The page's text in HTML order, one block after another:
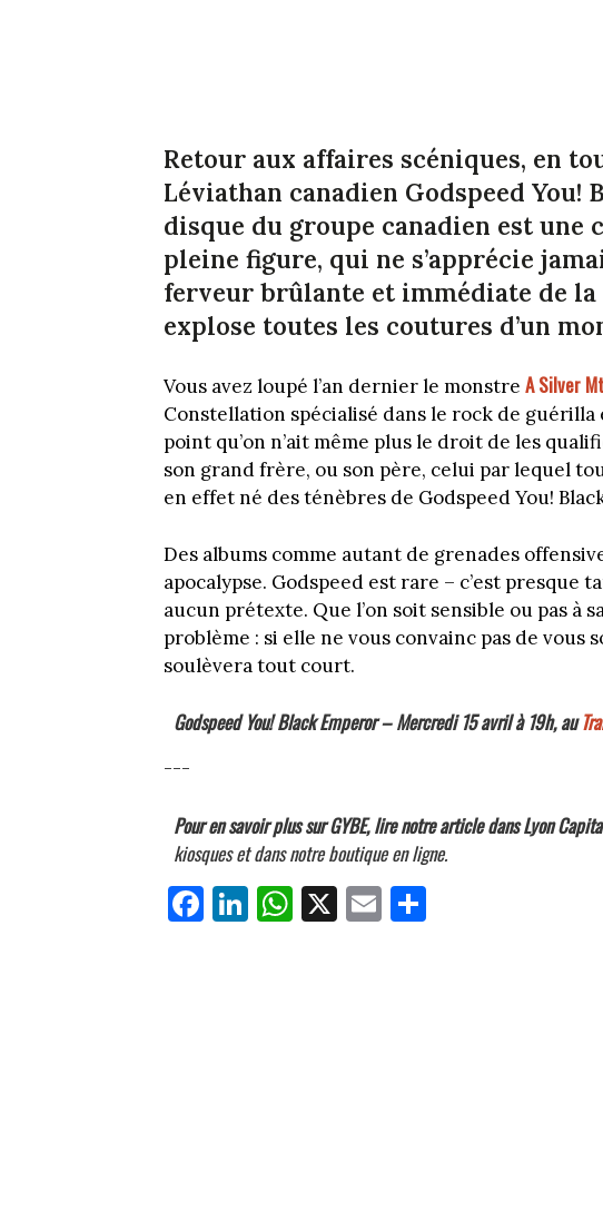
Retour aux affaires scéniques, en
Léviathan canadien Godspeed You!
disque du groupe canadien est une
pleine figure, qui ne s’apprécie
ferveur brûlante et immédiate de la
explose toutes les coutures d’un
Vous avez loupé l’an dernier le monstre A Silver
Constellation spécialisé dans le rock de guérilla
point qu’on n’ait même plus le droit de les
son grand frère, ou son père, celui par lequel
en effet né des ténèbres de Godspeed You!
Des albums comme autant de grenades
apocalypse. Godspeed est rare – c’est presque
aucun prétexte. Que l’on soit sensible ou pas à
problème : si elle ne vous convainc pas de vous
soulèvera tout court.
Godspeed You! Black Emperor –Mercredi 15 avril à 19h, au
---
Pour en savoir plus sur GYBE, lire notre article dans Lyon
kiosques et dans notre boutique en ligne.
Fa
ce
Li
nk
W
ha
X E
m